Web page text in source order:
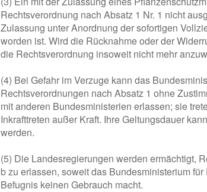
Rechtsverordnung nach Absatz 1 Nr. 1 nicht
Zulassung unter Anordnung der sofortigen
worden ist. Wird die Rücknahme oder der
die Rechtsverordnung insoweit nicht mehr
(4) Bei Gefahr im Verzuge kann das
Rechtsverordnungen nach Absatz 1 ohne
mit anderen Bundesministerien erlassen; sie
Inkrafttreten außer Kraft. Ihre Geltungsdauer
werden.
(5) Die Landesregierungen werden ermächtigt,
b zu erlassen, soweit das Bundesministerium
Befugnis keinen Gebrauch macht.